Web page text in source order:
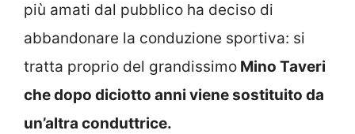
più amati dal pubblico ha deciso di
abbandonare la conduzione sportiva: si
tratta proprio del grandissimo Mino Taveri
che dopo diciotto anni viene sostituito da
un’altra conduttrice.